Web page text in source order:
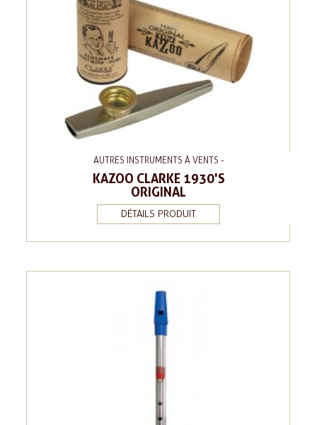
AUTRES INSTRUMENTS À VENTS -
KAZOO CLARKE 1930'S
ORIGINAL
DÉTAILS PRODUIT